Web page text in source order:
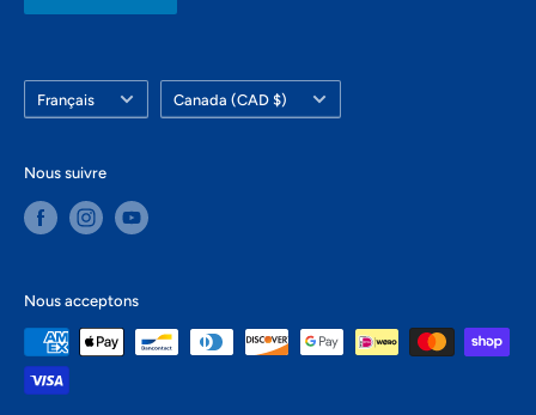
Langue
Français Pays/région
Canada (CAD $)
Nous suivre
Nous acceptons